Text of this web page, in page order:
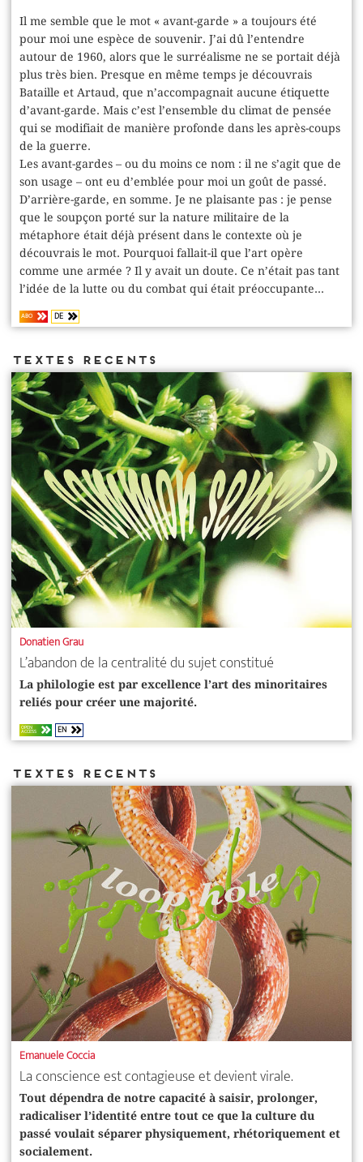
Il me semble que le mot « avant-garde » a toujours été
pour moi une espèce de souvenir. J’ai dû l’entendre
autour de 1960, alors que le surréalisme ne se portait déjà
plus très bien. Presque en même temps je découvrais
Bataille et Artaud, que n’accompagnait aucune étiquette
d’avant-garde. Mais c’est l’ensemble du climat de pensée
qui se modifiait de manière profonde dans les après-coups
de la guerre.
Les avant-gardes – ou du moins ce nom : il ne s’agit que de
son usage – ont eu d’emblée pour moi un goût de passé.
D’arrière-garde, en somme. Je ne plaisante pas : je pense
que le soupçon porté sur la nature militaire de la
métaphore était déjà présent dans le contexte où je
découvrais le mot. Pourquoi fallait-il que l’art opère
comme une armée ? Il y avait un doute. Ce n’était pas tant
l’idée de la lutte ou du combat qui était préoccupante...
ABO DE
Textes recents
Donatien Grau
L’abandon de la centralité du sujet constitué
La philologie est par excellence l’art des minoritaires
reliés pour créer une majorité.
OPEN
ACCESS EN
Textes recents
Emanuele Coccia
La conscience est contagieuse et devient virale.
Tout dépendra de notre capacité à saisir, prolonger,
radicaliser l’identité entre tout ce que la culture du
passé voulait séparer physiquement, rhétoriquement et
socialement.